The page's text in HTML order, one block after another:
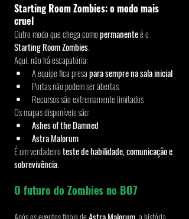
Starting Room Zombies: o modo mais
cruel
Outro modo que chega como permanente é o
Starting Room Zombies.
Aqui, não há escapatória:
A equipe fica presa para sempre na sala inicial
Portas não podem ser abertas
Recursos são extremamente limitados
Os mapas disponíveis são:
Ashes of the Damned
Astra Malorum
É um verdadeiro teste de habilidade, comunicação e
sobrevivência.
O futuro do Zombies no BO7